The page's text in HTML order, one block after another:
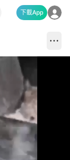
下載App